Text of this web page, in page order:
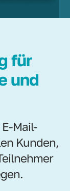
für
und
Mail-
Kunden,